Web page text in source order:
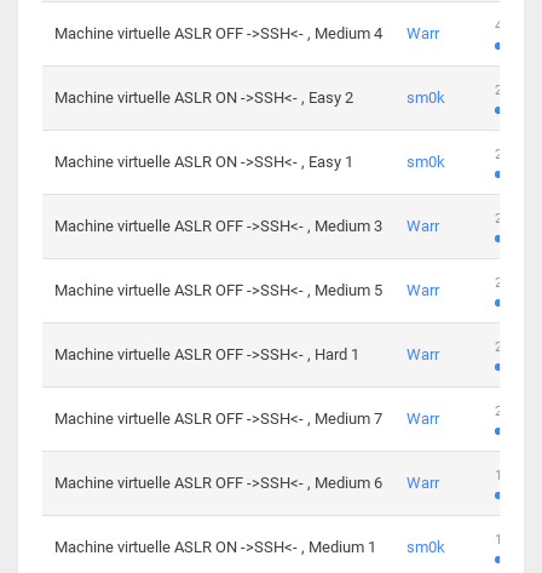
Machine virtuelle ASLR OFF ->SSH<- , Medium 4 Warr 413
Machine virtuelle ASLR ON ->SSH<- , Easy 2 sm0k 247
Machine virtuelle ASLR ON ->SSH<- , Easy 1 sm0k 219
Machine virtuelle ASLR OFF ->SSH<- , Medium 3 Warr 280
Machine virtuelle ASLR OFF ->SSH<- , Medium 5 Warr 265
Machine virtuelle ASLR OFF ->SSH<- , Hard 1 Warr 224
Machine virtuelle ASLR OFF ->SSH<- , Medium 7 Warr 230
Machine virtuelle ASLR OFF ->SSH<- , Medium 6 Warr 168
Machine virtuelle ASLR ON ->SSH<- , Medium 1 sm0k 139